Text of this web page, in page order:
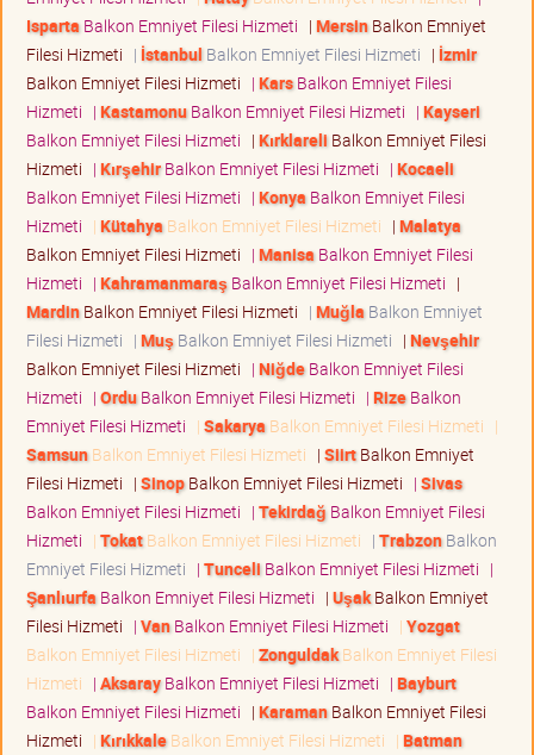
Isparta Balkon Emniyet Filesi Hizmeti | MersinBalkon Emniyet
Filesi Hizmeti | İstanbul Balkon Emniyet Filesi Hizmeti | İzmir
Balkon Emniyet Filesi Hizmeti | KarsBalkon Emniyet Filesi
Hizmeti | KastamonuBalkon Emniyet Filesi Hizmeti | Kayseri
Balkon Emniyet Filesi Hizmeti | Kırklareli Balkon Emniyet Filesi
Hizmeti | KırşehirBalkon Emniyet Filesi Hizmeti | Kocaeli
Balkon Emniyet Filesi Hizmeti | Konya Balkon Emniyet Filesi
Hizmeti | Kütahya Balkon Emniyet Filesi Hizmeti | Malatya
Balkon Emniyet Filesi Hizmeti | Manisa Balkon Emniyet Filesi
Hizmeti | Kahramanmaraş Balkon Emniyet Filesi Hizmeti |
MardinBalkon Emniyet Filesi Hizmeti | Muğla Balkon Emniyet
Filesi Hizmeti | Muş Balkon Emniyet Filesi Hizmeti | Nevşehir
Balkon Emniyet Filesi Hizmeti | NiğdeBalkon Emniyet Filesi
Hizmeti | OrduBalkon Emniyet Filesi Hizmeti | RizeBalkon
Emniyet Filesi Hizmeti | Sakarya Balkon Emniyet Filesi Hizmeti |
SamsunBalkon Emniyet Filesi Hizmeti | SiirtBalkon Emniyet
Filesi Hizmeti | SinopBalkon Emniyet Filesi Hizmeti | Sivas
Balkon Emniyet Filesi Hizmeti | Tekirdağ Balkon Emniyet Filesi
Hizmeti | TokatBalkon Emniyet Filesi Hizmeti | TrabzonBalkon
Emniyet Filesi Hizmeti | Tunceli Balkon Emniyet Filesi Hizmeti |
Şanlıurfa Balkon Emniyet Filesi Hizmeti | UşakBalkon Emniyet
Filesi Hizmeti | VanBalkon Emniyet Filesi Hizmeti | Yozgat
Balkon Emniyet Filesi Hizmeti | ZonguldakBalkon Emniyet Filesi
Hizmeti | AksarayBalkon Emniyet Filesi Hizmeti | Bayburt
Balkon Emniyet Filesi Hizmeti | KaramanBalkon Emniyet Filesi
Hizmeti | KırıkkaleBalkon Emniyet Filesi Hizmeti | Batman